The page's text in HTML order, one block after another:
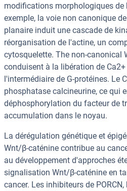
modifications morphologiques de
exemple, la voie non canonique
planaire induit une cascade de
réorganisation de l'actine, un
cytosquelette. The non-canonical
conduisent à la libération de
l'intermédiaire de G-protéines. Le
phosphatase calcineurine, ce qui
déphosphorylation du facteur de
accumulation dans le noyau.
La dérégulation génétique et
Wnt/β-caténine contribue au
au développement d'approches
signalisation Wnt/β-caténine en
cancer. Les inhibiteurs de